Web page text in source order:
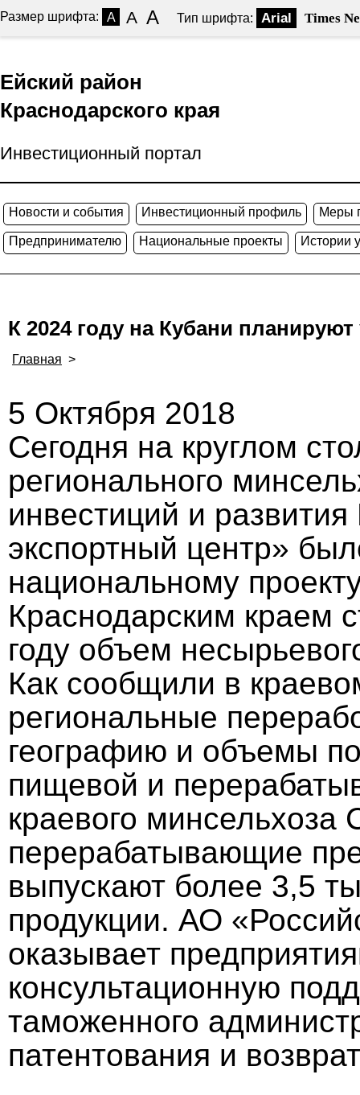
Размер шрифта: A A A Тип шрифта: Arial Times
Ейский район
Краснодарского края
Инвестиционный портал
Новости и события Инвестиционный профиль Меры
Предпринимателю Национальные проекты Истории
К 2024 году на Кубани
Главная >
5 Октября 2018
Сегодня на круглом
регионального
инвестиций и
экспортный центр»
национальному
Краснодарским краем
году объем
Как сообщили в
региональные
географию и объемы
пищевой и
краевого
перерабатывающие
выпускают более 3,5
продукции. АО
оказывает
консультационную
таможенного
патентования и